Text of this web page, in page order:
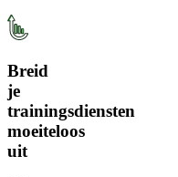
Breid
je
trainingsdiensten
moeiteloos
uit